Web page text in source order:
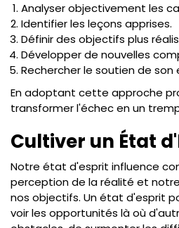
Analyser objectivement les
Identifier les leçons apprises.
Définir des objectifs plus
Développer de nouvelles
Rechercher le soutien de son
En adoptant cette approche
transformer l'échec en un
Cultiver un État
Notre état d'esprit influence
perception de la réalité et
nos objectifs. Un état d'esprit
voir les opportunités là où